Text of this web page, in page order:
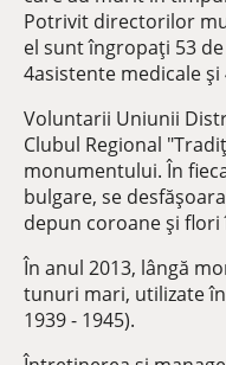
Potrivit directorilor
el sunt îngropați 53
4asistente medicale și
Voluntarii Uniunii
Clubul Regional
monumentului. În
bulgare, se
depun coroane și
În anul 2013, lângă
tunuri mari, utilizate
1939 - 1945).